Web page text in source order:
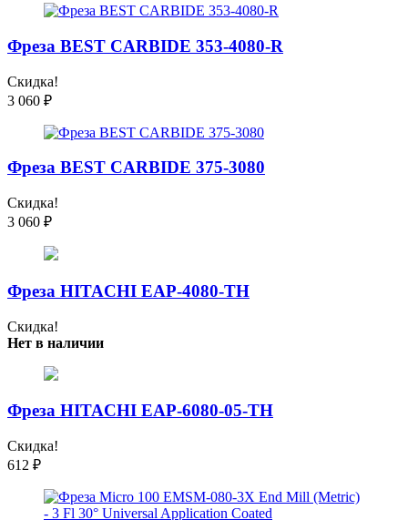
Фреза BEST CARBIDE 353-4080-R
Скидка!
3 060 ₽
Фреза BEST CARBIDE 375-3080
Скидка!
3 060 ₽
Фреза HITACHI EAP-4080-TH
Скидка!
Нет в наличии
Фреза HITACHI EAP-6080-05-TH
Скидка!
612 ₽